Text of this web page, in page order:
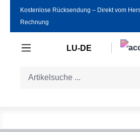
Zum Hauptinhalt springen
Kostenlose Rücksendung ‒ Direkt vom
Rechnung
LU-DE